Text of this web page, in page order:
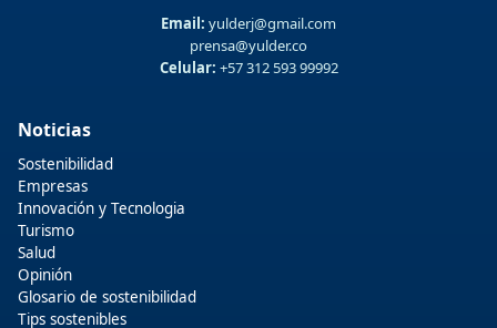
Email: yulderj@gmail.com
prensa@yulder.co
Celular: +57 312 593 99992
Noticias
Sostenibilidad
Empresas
Innovación y Tecnologia
Turismo
Salud
Opinión
Glosario de sostenibilidad
Tips sostenibles